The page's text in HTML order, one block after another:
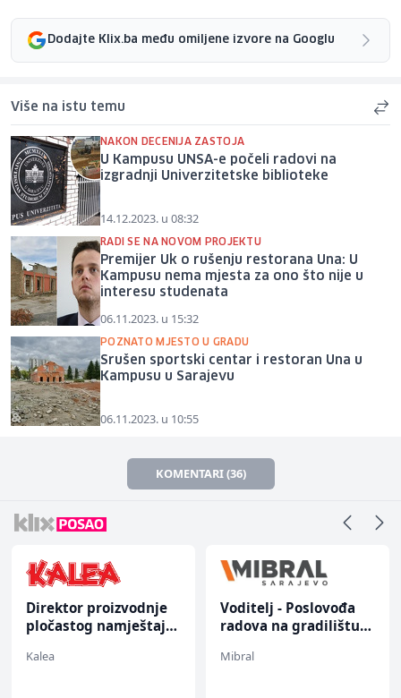
Dodajte Klix.ba među omiljene izvore na Googlu
Više na istu temu
NAKON DECENIJA ZASTOJA
U Kampusu UNSA-e počeli radovi na
izgradnji Univerzitetske biblioteke
14.12.2023. u 08:32
RADI SE NA NOVOM PROJEKTU
Premijer Uk o rušenju restorana Una: U
Kampusu nema mjesta za ono što nije u
interesu studenata
06.11.2023. u 15:32
POZNATO MJESTO U GRADU
Srušen sportski centar i restoran Una u
Kampusu u Sarajevu
06.11.2023. u 10:55
KOMENTARI (36)
Direktor proizvodnje
pločastog namještaja
Kalea
Voditelj - Poslovođa
radova na gradilištu
Mibral